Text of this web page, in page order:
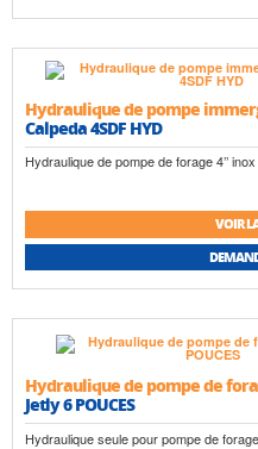
Hydraulique de pompe
Calpeda 4SDF HYD
Hydraulique de pompe de forage 4’’
VOIR
Hydraulique de pompe de
Jetly 6 POUCES
Hydraulique seule pour pompe de forage